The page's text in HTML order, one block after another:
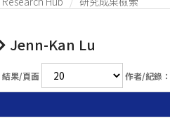
Jenn-Kan Lu
結果/頁面 作者/紀錄：